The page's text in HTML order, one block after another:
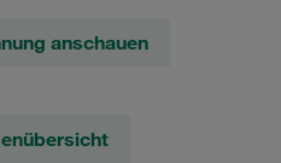
anschauen